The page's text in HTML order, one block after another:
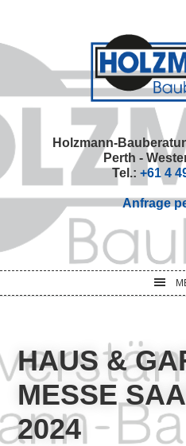
primary
navigation
main
primary
footer
Holzmann-
Perth -
Tel.: +61 4
Anfrage
HAUS &
MESSE
2024